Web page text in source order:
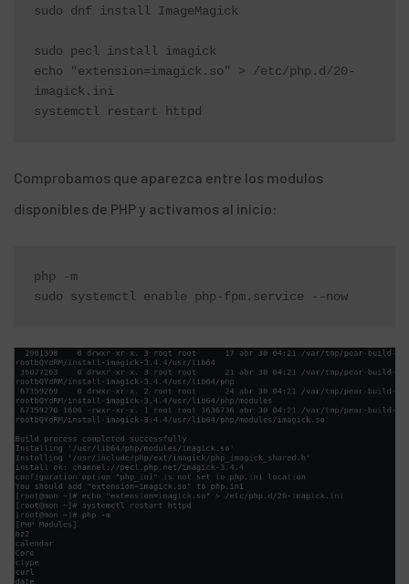
sudo dnf install ImageMagick
sudo pecl install imagick
echo "extension=imagick.so" > /etc/php.d/20-
imagick.ini
systemctl restart httpd
Comprobamos que aparezca entre los modulos
disponibles de PHP y activamos al inicio:
php -m
sudo systemctl enable php-fpm.service --now